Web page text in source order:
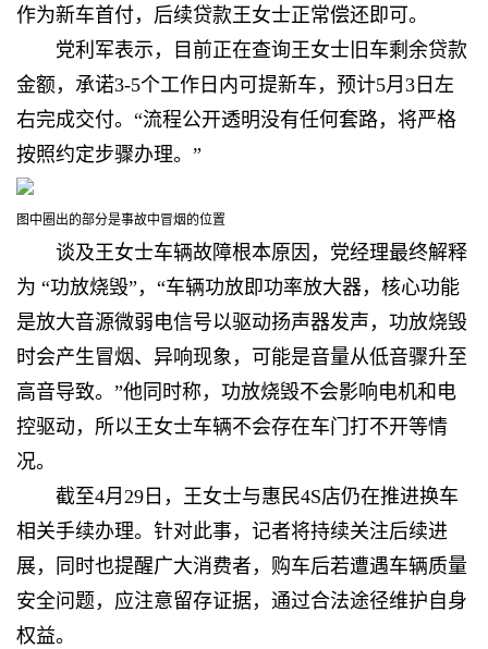
作为新车首付，后续贷款王女士正常偿还即可。
党利军表示，目前正在查询王女士旧车剩余贷款
金额，承诺3-5个工作日内可提新车，预计5月3日左
右完成交付。“流程公开透明没有任何套路，将严格
按照约定步骤办理。”
图中圈出的部分是事故中冒烟的位置
谈及王女士车辆故障根本原因，党经理最终解释
为 “功放烧毁”，“车辆功放即功率放大器，核心功能
是放大音源微弱电信号以驱动扬声器发声，功放烧毁
时会产生冒烟、异响现象，可能是音量从低音骤升至
高音导致。”他同时称，功放烧毁不会影响电机和电
控驱动，所以王女士车辆不会存在车门打不开等情
况。
截至4月29日，王女士与惠民4S店仍在推进换车
相关手续办理。针对此事，记者将持续关注后续进
展，同时也提醒广大消费者，购车后若遭遇车辆质量
安全问题，应注意留存证据，通过合法途径维护自身
权益。